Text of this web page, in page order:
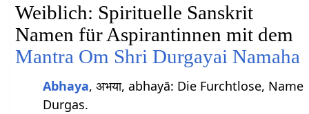
Weiblich: Spirituelle Sanskrit
Namen für Aspirantinnen mit dem
Mantra Om Shri Durgayai Namaha
Abhaya, अभया, abhayā: Die Furchtlose, Name
Durgas.